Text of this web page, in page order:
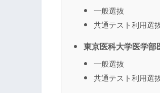
一般選抜
共通テスト利用選
東京医科大学医学部
一般選抜
共通テスト利用選